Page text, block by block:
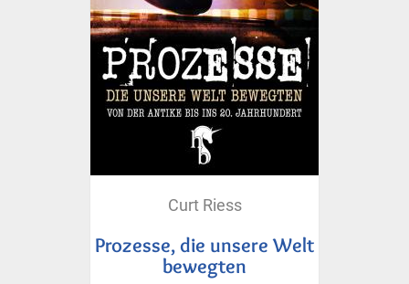
Curt Riess
Prozesse, die unsere Welt
bewegten